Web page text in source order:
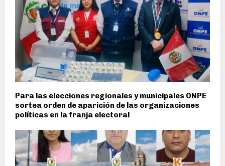
Para las elecciones regionales y municipales ONPE
sortea orden de aparición de las organizaciones
políticas en la franja electoral